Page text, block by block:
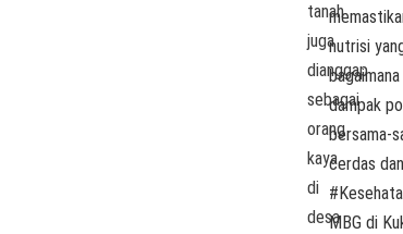
tanah
juga
dianggap
sebagai
orang
kaya
di
desaMBG di